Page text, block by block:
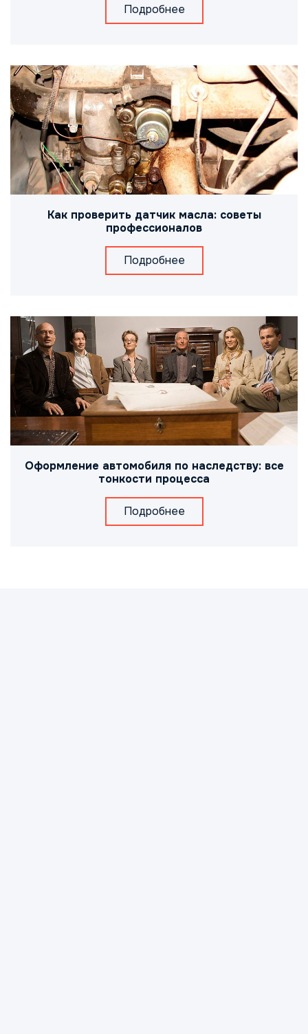
Подробнее
Как проверить датчик масла: советы
профессионалов
Подробнее
Оформление автомобиля по наследству: все
тонкости процесса
Подробнее